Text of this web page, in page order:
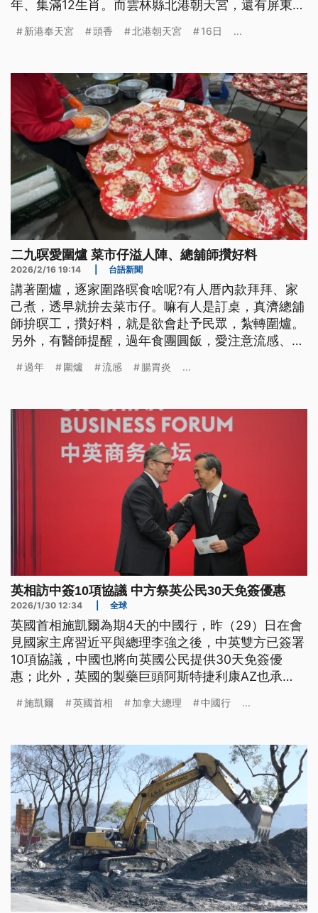
年、集滿12生肖。而雲林縣北港朝天宮，還有屏東縣
念，讓大家一起排隊上香，迎接新年。
新港奉天宮 頭香 北港朝天宮 16日 ...
二九暝愛圍爐 菜市仔溢人陣、總舖師攢好料
2026/2/16 19:14 台語新聞
講著圍爐，逐家圍路暝食啥呢?有人厝內款拜拜、家
己煮，透早就拚去菜市仔。嘛有人是訂桌，真濟總舖
師拚暝工，攢好料，就是欲會赴予民眾，紮轉圍爐。
另外，有醫師提醒，過年食團圓飯，愛注意流感、胃
是台文)
過年 圍爐 流感 腸胃炎 ...
英相訪中簽10項協議 中方祭英公民30天免簽優惠
2026/1/30 12:34 全球
英國首相施凱爾為期4天的中國行，昨（29）日在會
見國家主席習近平與總理李強之後，中英雙方已簽署
10項協議，中國也將向英國公民提供30天免簽優
惠；此外，英國的製藥巨頭阿斯特捷利康AZ也承
台幣4710億元。同一天，美國總統川普則警告，英國
施凱爾 英國首相 加拿大總理 中國行 ...